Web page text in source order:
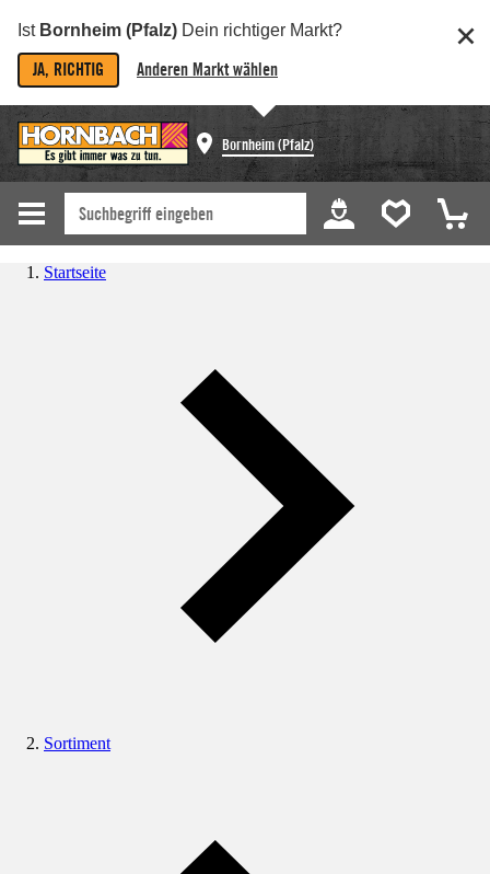
Ist Bornheim (Pfalz) Dein richtiger Markt?
JA, RICHTIG Anderen Markt wählen
Bornheim (Pfalz)
Startseite
Sortiment